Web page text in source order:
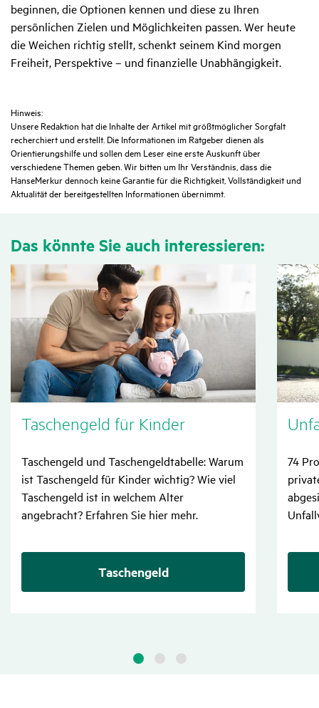
beginnen, die Optionen kennen und diese zu Ihren
persönlichen Zielen und Möglichkeiten passen. Wer heute
die Weichen richtig stellt, schenkt seinem Kind morgen
Freiheit, Perspektive – und finanzielle Unabhängigkeit.
Hinweis:
Unsere Redaktion hat die Inhalte der Artikel mit größtmöglicher Sorgfalt
recherchiert und erstellt. Die Informationen im Ratgeber dienen als
Orientierungshilfe und sollen dem Leser eine erste Auskunft über
verschiedene Themen geben. Wir bitten um Ihr Verständnis, dass die
HanseMerkur dennoch keine Garantie für die Richtigkeit, Vollständigkeit und
Aktualität der bereitgestellten Informationen übernimmt.
Das könnte Sie auch inter­es­sieren:
Taschen­geld für Kinder
Taschengeld und Taschengeldtabelle: Warum
ist Taschengeld für Kinder wichtig? Wie viel
Taschengeld ist in welchem Alter
angebracht? Erfahren Sie hier mehr.
Taschengeld
74